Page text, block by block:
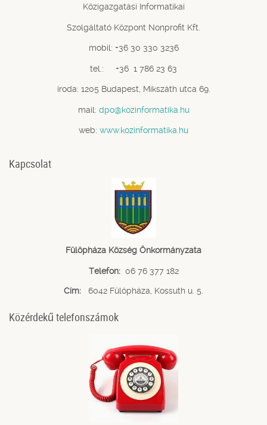
Közigazgatási Informatikai
Szolgáltató Központ Nonprofit Kft.
mobil: +36 30 330 3236
tel.: +36 1 786 23 63
iroda: 1205 Budapest, Mikszáth utca 69.
mail: dpo@kozinformatika.hu
web: www.kozinformatika.hu
Kapcsolat
Fülöpháza Község Önkormányzata
Telefon: 06 76 377 182
Cím: 6042 Fülöpháza, Kossuth u. 5.
Közérdekű telefonszámok